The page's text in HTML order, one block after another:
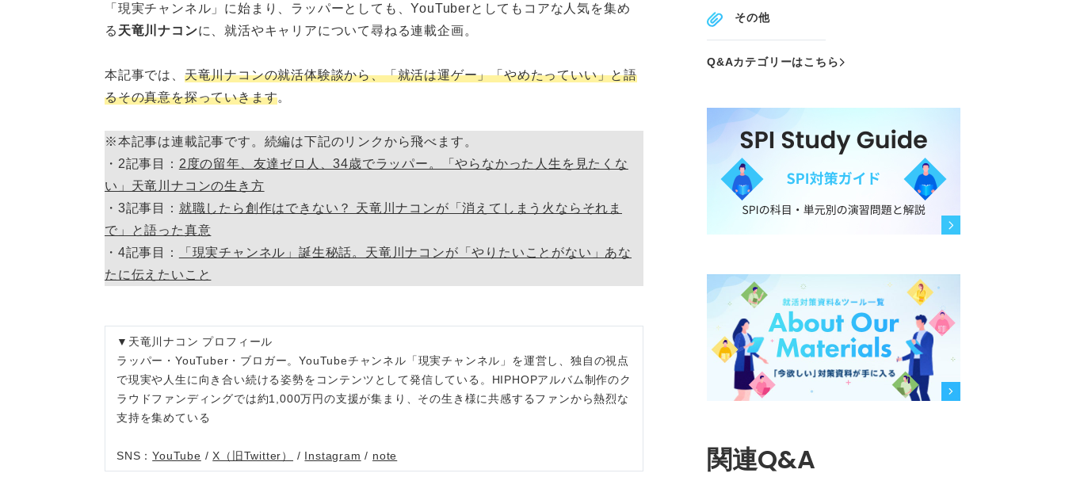
「現実チャンネル」に始まり、ラッパーとしても、YouTuberとしてもコアな人気を集め
る 天竜川ナコンに、就活やキャリアについて尋ねる連載企画。
本記事では、 天竜川ナコンの就活体験談から、「就活は運ゲー」「やめたっていい」と語
るその真意を探っていきます。
※本記事は連載記事です。続編は下記のリンクから飛べます。
・2記事目： 2度の留年、友達ゼロ人、34歳でラッパー。「やらなかった人生を見たくな
い」天竜川ナコンの生き方
・3記事目： 就職したら創作はできない？ 天竜川ナコンが「消えてしまう火ならそれま
で」と語った真意
・4記事目：
「現実チャンネル」誕生秘話。天竜川ナコンが「やりたいことがない」あな
たに伝えたいこと
▼天竜川ナコン プロフィール
ラッパー・YouTuber・ブロガー。YouTubeチャンネル「現実チャンネル」を運営し、独自の視点
で現実や人生に向き合い続ける姿勢をコンテンツとして発信している。HIPHOPアルバム制作のク
ラウドファンディングでは約1,000万円の支援が集まり、その生き様に共感するファンから熱烈な
支持を集めている
SNS：YouTube /X（旧Twitter） / Instagram / note
その他
Q&Aカテゴリーはこちら
関連Q&A